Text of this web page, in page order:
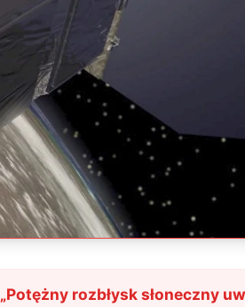
„Potężny rozbłysk słoneczny